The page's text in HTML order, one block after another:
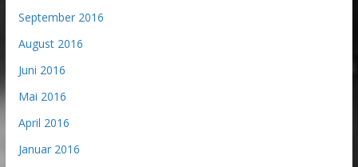
September 2016
August 2016
Juni 2016
Mai 2016
April 2016
Januar 2016